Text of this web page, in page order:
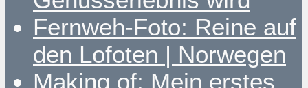
Fernweh-Foto: Reine auf
den Lofoten | Norwegen
Making of: Mein erstes